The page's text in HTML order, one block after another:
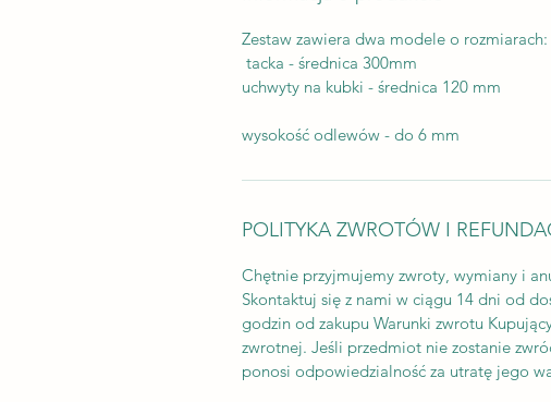
Zestaw zawiera dwa modele o rozmiarach:
tacka - średnica 300mm
uchwyty na kubki - średnica 120 mm
wysokość odlewów - do 6 mm
POLITYKA ZWROTÓW I
Chętnie przyjmujemy zwroty, wymiany i
Skontaktuj się z nami w ciągu 14 dni od
godzin od zakupu Warunki zwrotu
zwrotnej. Jeśli przedmiot nie zostanie
ponosi odpowiedzialność za utratę jego